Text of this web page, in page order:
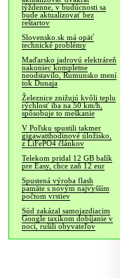
týždenne, v budúcnosti sa
bude aktualizovať bez
reštartov
Slovensko.sk má opäť
technické problémy
Maďarsko jadrovú elektráreň
nakoniec kompletne
neodstavilo, Rumunsko mení
tok Dunaja
Železnice znižujú kvôli teplu
rýchlosť iba na 50 km/h,
spôsobuje to meškanie
V Poľsku spustili takmer
gigawatthodinové úložisko,
z LiFePO4 článkov
Telekom pridal 12 GB balík
pre Easy, chce zaň 12 eur
Spustená výroba flash
pamäte s novým najvyšším
počtom vrstiev
Súd zakázal samojazdiacim
Google taxíkom dobíjanie v
noci, rušili obyvateľov